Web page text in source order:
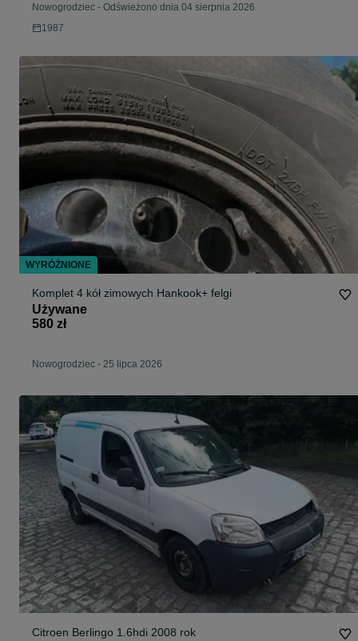
Nowogrodziec - Odświeżono dnia 04 sierpnia 2026
1987
Komplet 4 kół zimowych Hankook+ felgi
Używane
580 zł
Nowogrodziec - 25 lipca 2026
Citroen Berlingo 1.6hdi 2008 rok
WYRÓŻNIONE